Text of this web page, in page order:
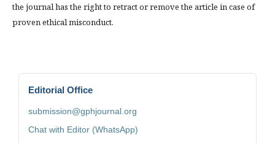
the journal has the right to retract or remove the article in case of
proven ethical misconduct.
Editorial Office
submission@gphjournal.org
Chat with Editor (WhatsApp)